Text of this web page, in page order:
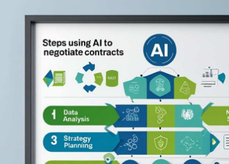
contractelor-tehnici-si-instrumente-de-
#negocierecuAI #inteligențăartificială